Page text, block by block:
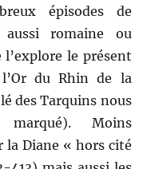
épisodes de
aussi romaine ou
le présent
du Rhin de la
des Tarquins nous
Moins
la Diane « hors cité